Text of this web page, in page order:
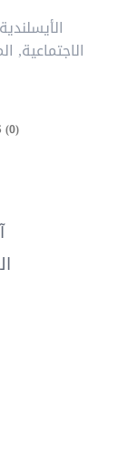
الأيسلندية
الاجتماعية,
(0)